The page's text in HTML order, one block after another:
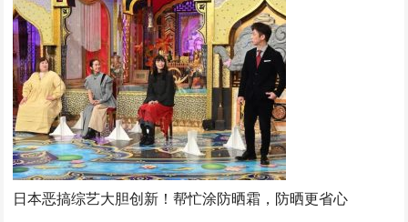
日本恶搞综艺大胆创新！帮忙涂防晒霜，防晒更省心